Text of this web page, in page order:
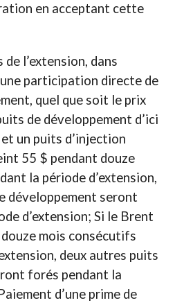
en acceptant cette
l’extension, dans
participation directe de
quel que soit le prix
de développement d’ici
un puits d’injection
55 $ pendant douze
la période d’extension,
développement seront
d’extension; Si le Brent
mois consécutifs
deux autres puits
forés pendant la
d’une prime de